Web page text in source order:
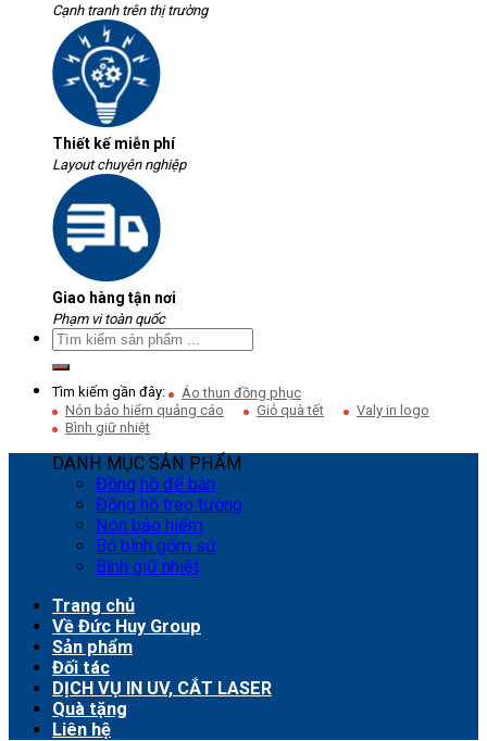
Cạnh tranh trên thị trường
Thiết kế miễn phí
Layout chuyên nghiệp
Giao hàng tận nơi
Phạm vi toàn quốc
Tìm kiếm gần đây:
Áo thun đồng phục
Nón bảo hiểm quảng cáo
Giỏ quà tết
Valy in logo
Bình giữ nhiệt
DANH MỤC SẢN PHẨM
Đồng hồ để bàn
Đồng hồ treo tường
Nón bảo hiểm
Bộ bình gốm sứ
Bình giữ nhiệt
Trang chủ
Về Đức Huy Group
Sản phẩm
Đối tác
DỊCH VỤ IN UV, CẮT LASER
Quà tặng
Liên hệ